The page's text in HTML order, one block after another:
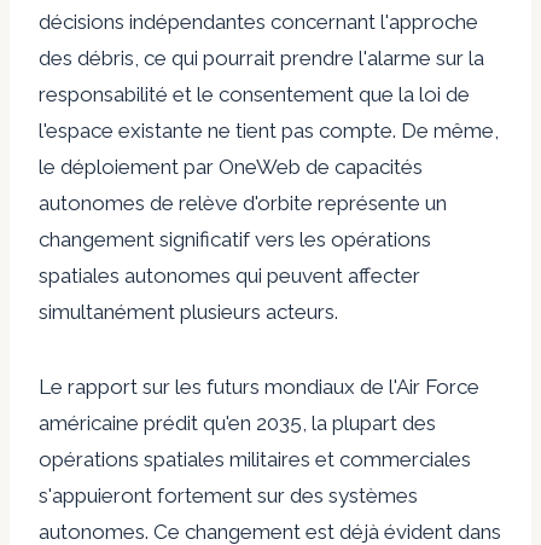
décisions indépendantes concernant l'approche
des débris, ce qui pourrait prendre l'alarme sur la
responsabilité et le consentement que la loi de
l'espace existante ne tient pas compte. De même,
le déploiement par OneWeb de capacités
autonomes de relève d'orbite représente un
changement significatif vers les opérations
spatiales autonomes qui peuvent affecter
simultanément plusieurs acteurs.
Le rapport sur les futurs mondiaux de l'Air Force
américaine prédit qu'en 2035, la plupart des
opérations spatiales militaires et commerciales
s'appuieront fortement sur des systèmes
autonomes. Ce changement est déjà évident dans